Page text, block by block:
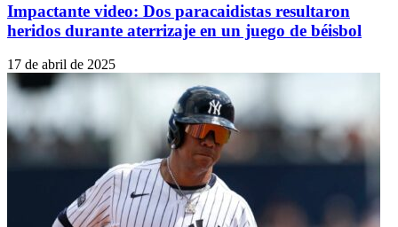
Impactante video: Dos paracaidistas resultaron
heridos durante aterrizaje en un juego de béisbol
17 de abril de 2025